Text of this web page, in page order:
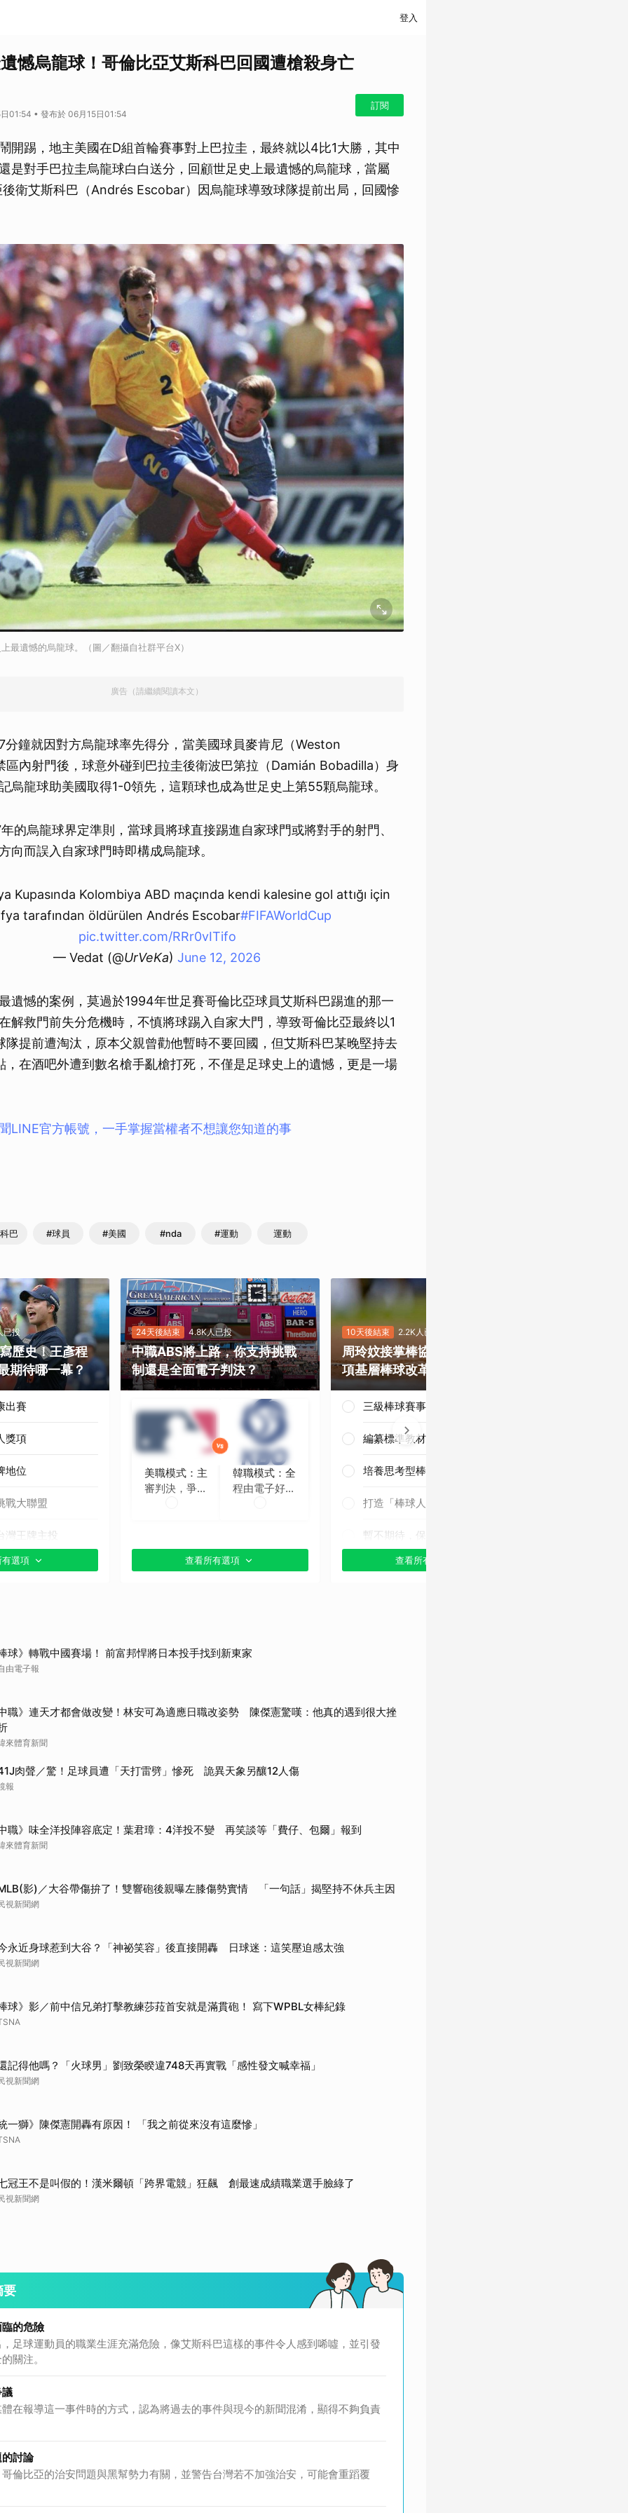
登入
憾烏龍球！哥倫比亞艾斯科巴回國遭槍殺身亡
01:54 • 發布於 06月15日01:54
訂閱
開踢，地主美國在D組首輪賽事對上巴拉圭，最終就以4比1大勝，其中
是對手巴拉圭烏龍球白白送分，回顧世足史上最遺憾的烏龍球，當屬
衛艾斯科巴（Andrés Escobar）因烏龍球導致球隊提前出局，回國慘
最遺憾的烏龍球。（圖／翻攝自社群平台X）
廣告（請繼續閱讀本文）
分鐘就因對方烏龍球率先得分，當美國球員麥肯尼（Weston
區內射門後，球意外碰到巴拉圭後衛波巴第拉（Damián Bobadilla）身
烏龍球助美國取得1-0領先，這顆球也成為世足史上第55顆烏龍球。
的烏龍球界定準則，當球員將球直接踢進自家球門或將對手的射門、
向而誤入自家球門時即構成烏龍球。
Kupasında Kolombiya ABD maçında kendi kalesine gol attığı için
tarafından öldürülen Andrés Escobar#FIFAWorldCup
pic.twitter.com/RRr0vITifo
— Vedat (@UrVeKa) June 12, 2026
遺憾的案例，莫過於1994年世足賽哥倫比亞球員艾斯科巴踢進的那一
解救門前失分危機時，不慎將球踢入自家大門，導致哥倫比亞最終以1
隊提前遭淘汰，原本父親曾勸他暫時不要回國，但艾斯科巴某晚堅持去
，在酒吧外遭到數名槍手亂槍打死，不僅是足球史上的遺憾，更是一場
LINE官方帳號，一手掌握當權者不想讓您知道的事
巴 #球員 #美國 #nda #運動 運動
已投
歷史！王彥程
期待哪一幕？
出賽
獎項
地位
戰大聯盟
灣王牌主投
分享）
選項
24天後結束 4.8K人已投
中職ABS將上路，你支持挑戰
制還是全面電子判決？
美職模式：主
審判決，爭議
韓職模式：全
程由電子好球
查看所有選項
10天後結束 2.2K人已投
周玲妏接掌棒協，你最期待哪一
項基層棒球改革？
三級棒球賽事正常化
編纂標準教材與導入運科防護
培養思考型棒球人才
打造「棒球人之家」
暫不期待，保持觀望
查看所有選項
球》轉戰中國賽場！ 前富邦悍將日本投手找到新東家
由電子報
職》連天才都會做改變！林安可為適應日職改姿勢 陳傑憲驚嘆：他真的遇到很大挫
來體育新聞
肉聲／驚！足球員遭「天打雷劈」慘死 詭異天象另釀12人傷
報
職》味全洋投陣容底定！葉君璋：4洋投不變 再笑談等「費仔、包爾」報到
來體育新聞
影)／大谷帶傷拚了！雙響砲後親曝左膝傷勢實情 「一句話」揭堅持不休兵主因
視新聞網
永近身球惹到大谷？「神祕笑容」後直接開轟 日球迷：這笑壓迫感太強
視新聞網
球》影／前中信兄弟打擊教練莎菈首安就是滿貫砲！ 寫下WPBL女棒紀錄
記得他嗎？「火球男」劉致榮睽違748天再實戰「感性發文喊幸福」
視新聞網
一獅》陳傑憲開轟有原因！ 「我之前從來沒有這麼慘」
冠王不是叫假的！漢米爾頓「跨界電競」狂飆 創最速成績職業選手臉綠了
視新聞網
要
的危險
足球運動員的職業生涯充滿危險，像艾斯科巴這樣的事件令人感到唏噓，並引發
關注。
在報導這一事件時的方式，認為將過去的事件與現今的新聞混淆，顯得不夠負責
討論
倫比亞的治安問題與黑幫勢力有關，並警告台灣若不加強治安，可能會重蹈覆